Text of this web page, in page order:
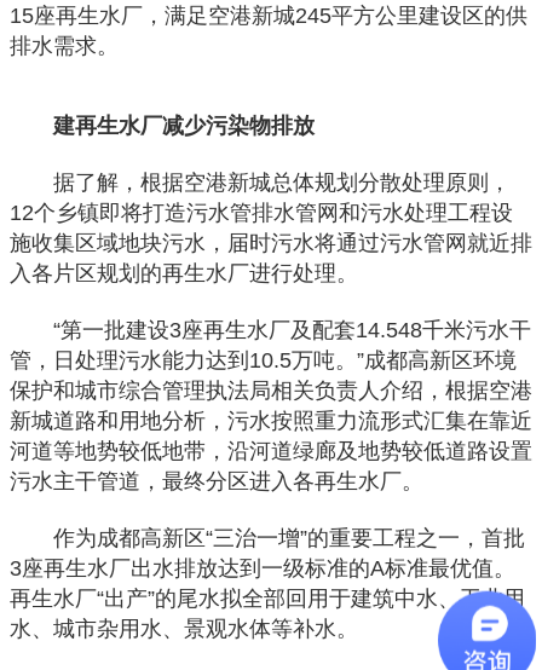
15座再生水厂，满足空港新城245平方公里建设区的供
排水需求。
建再生水厂减少污染物排放
据了解，根据空港新城总体规划分散处理原则，
12个乡镇即将打造污水管排水管网和污水处理工程设
施收集区域地块污水，届时污水将通过污水管网就近排
入各片区规划的再生水厂进行处理。
“第一批建设3座再生水厂及配套14.548千米污水干
管，日处理污水能力达到10.5万吨。”成都高新区环境
保护和城市综合管理执法局相关负责人介绍，根据空港
新城道路和用地分析，污水按照重力流形式汇集在靠近
河道等地势较低地带，沿河道绿廊及地势较低道路设置
污水主干管道，最终分区进入各再生水厂。
作为成都高新区“三治一增”的重要工程之一，首批
3座再生水厂出水排放达到一级标准的A标准最优值。
再生水厂“出产”的尾水拟全部回用于建筑中水、工业用
水、城市杂用水、景观水体等补水。